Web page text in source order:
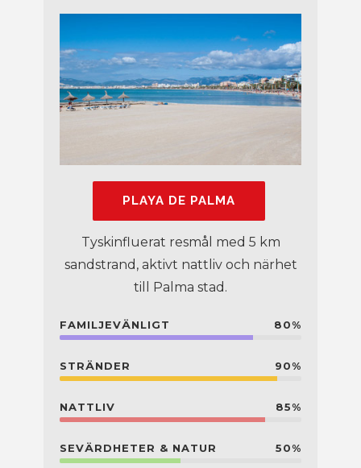
PLAYA DE PALMA
Tyskinfluerat resmål med 5 km
sandstrand, aktivt nattliv och närhet
till Palma stad.
FAMILJEVÄNLIGT 80%
STRÄNDER 90%
NATTLIV 85%
SEVÄRDHETER & NATUR 50%